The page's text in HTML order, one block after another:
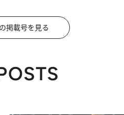
掲載号を見る